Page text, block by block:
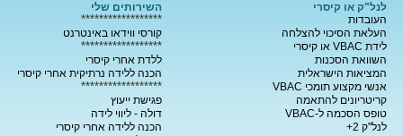
לנל"ק או קיסרי
העובדות
העלאת הסיכוי להצלחה
לידת VBAC או קיסרי
השוואת הסכנות
המציאות הישראלית
אנשי מקצוע תומכי VBAC
קריטריונים להתאמה
טופס הסכמה ל-VBAC
לנל"ק 2+
השירותים שלי
******************
קורסי ווידאו באינטרנט
******************
ללדת אחרי קיסרי
הכנה ללידה נרתיקית אחרי קיסרי
******************
פגישת ייעוץ
דולה - ליווי לידה
הכנה ללידה אחרי קיסרי